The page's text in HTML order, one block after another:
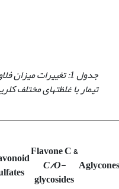
جدول 1: تغییرات
Flavone C &
C/O-
glycosides
Aglycones